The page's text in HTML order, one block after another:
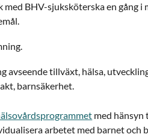
BHV-sjuksköterska en gång i
avseende tillväxt, hälsa,
barnsäkerhet.
med hänsyn
arbetet med barnet och